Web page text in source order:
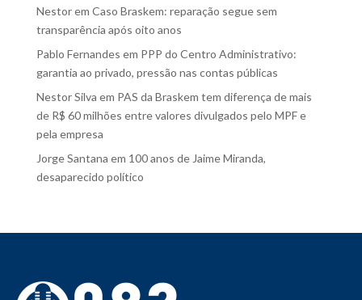
Nestorem Caso Braskem: reparação segue sem
transparência após oito anos
Pablo Fernandes em PPP do Centro Administrativo:
garantia ao privado, pressão nas contas públicas
Nestor Silva em PAS da Braskem tem diferença de mais
de R$ 60 milhões entre valores divulgados pelo MPF e
pela empresa
Jorge Santana em 100 anos de Jaime Miranda,
desaparecido político